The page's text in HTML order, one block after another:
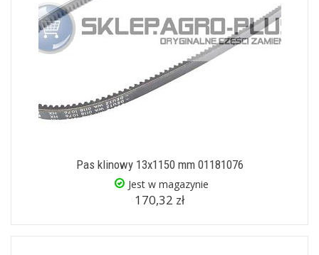
Pas klinowy 13x1150 mm 01181076
Jest w magazynie
170,32 zł